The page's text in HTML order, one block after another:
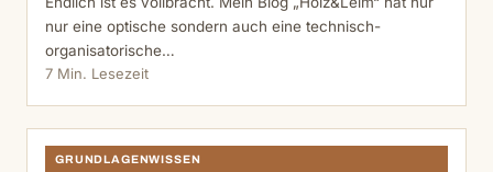
nur eine optische sondern auch eine technisch-
organisatorische…
7 Min. Lesezeit
GRUNDLAGENWISSEN